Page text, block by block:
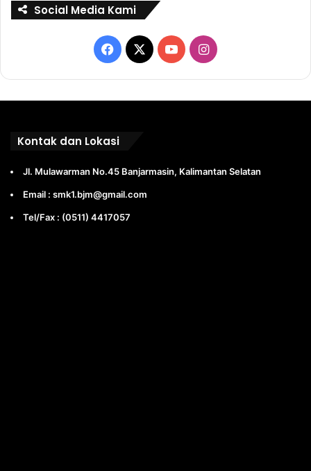
Social Media Kami
Facebook
X YouTubeInstagram
Kontak dan Lokasi
Jl. Mulawarman No.45 Banjarmasin, Kalimantan Selatan
Email : smk1.bjm@gmail.com
Tel/Fax : (0511) 4417057